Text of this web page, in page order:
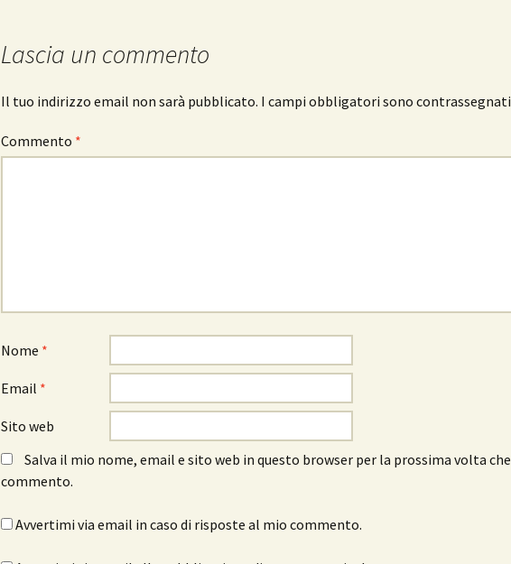
Lascia un commento
Il tuo indirizzo email non sarà pubblicato. I campi obbligatori sono contrassegnati
Commento *
Nome *
Email *
Sito web
Salva il mio nome, email e sito web in questo browser per la prossima volta che
commento.
Avvertimi via email in caso di risposte al mio commento.